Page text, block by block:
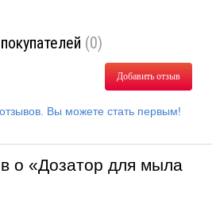
(0)
Добавить отзыв
Вы можете стать первым!
о «Дозатор для мыла